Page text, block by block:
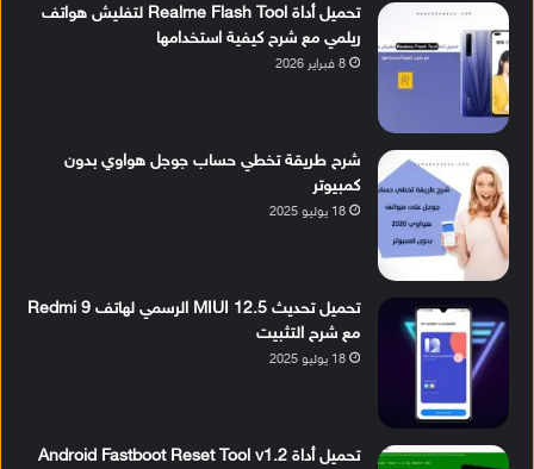
تحميل أداة Realme Flash Tool لتفليش هواتف
ريلمي مع شرح كيفية استخدامها
8 فبراير 2026
شرح طريقة تخطي حساب جوجل هواوي بدون
كمبيوتر
18 يوليو 2025
تحميل تحديث MIUI 12.5 الرسمي لهاتف Redmi 9
مع شرح التثبيت
18 يوليو 2025
تحميل أداة Android Fastboot Reset Tool v1.2